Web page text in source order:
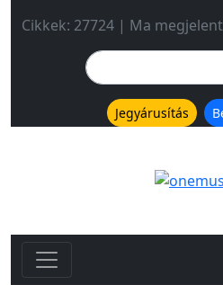
Cikkek: 27724 | Ma
Jegyárusítás